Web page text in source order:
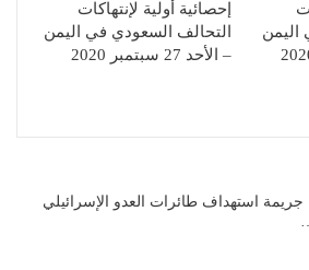
اليمن
إحصائية أولية لإنتهاكات
التحالف السعودي في اليمن
– الأحد 27 سبتمبر 2020
جريمة استهداف طائرات العدو الإسرائيلي